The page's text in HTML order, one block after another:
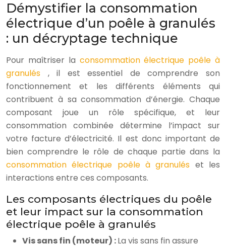
Démystifier la consommation
électrique d’un poêle à granulés
: un décryptage technique
Pour maîtriser la consommation électrique poêle à
granulés , il est essentiel de comprendre son
fonctionnement et les différents éléments qui
contribuent à sa consommation d’énergie. Chaque
composant joue un rôle spécifique, et leur
consommation combinée détermine l’impact sur
votre facture d’électricité. Il est donc important de
bien comprendre le rôle de chaque partie dans la
consommation électrique poêle à granulés et les
interactions entre ces composants.
Les composants électriques du poêle
et leur impact sur la consommation
électrique poêle à granulés
Vis sans fin (moteur) :La vis sans fin assure